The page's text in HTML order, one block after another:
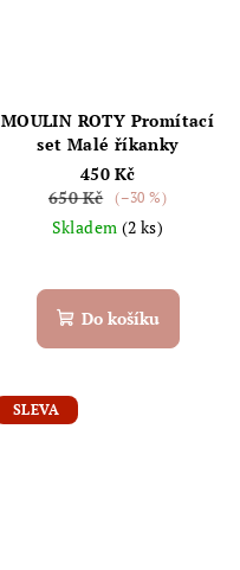
MOULIN ROTY Promítací
set Malé říkanky
450 Kč
650 Kč
(–30 %)
Skladem (2 ks)
Do košíku
SLEVA